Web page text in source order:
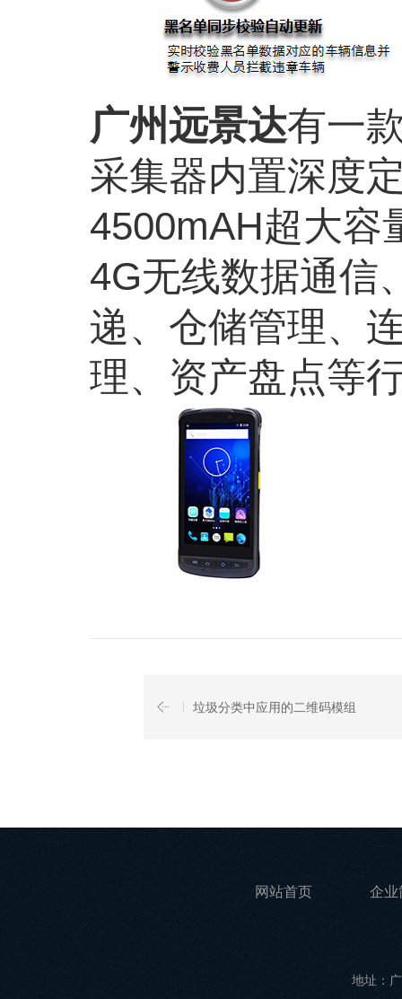
广州远景达有一
采集器内置深度
4500mAH超大容
4G无线数据通信
递、仓储管理、
理、资产盘点等
垃圾分类中应用的二维码模组
网站首页 企业
地址：